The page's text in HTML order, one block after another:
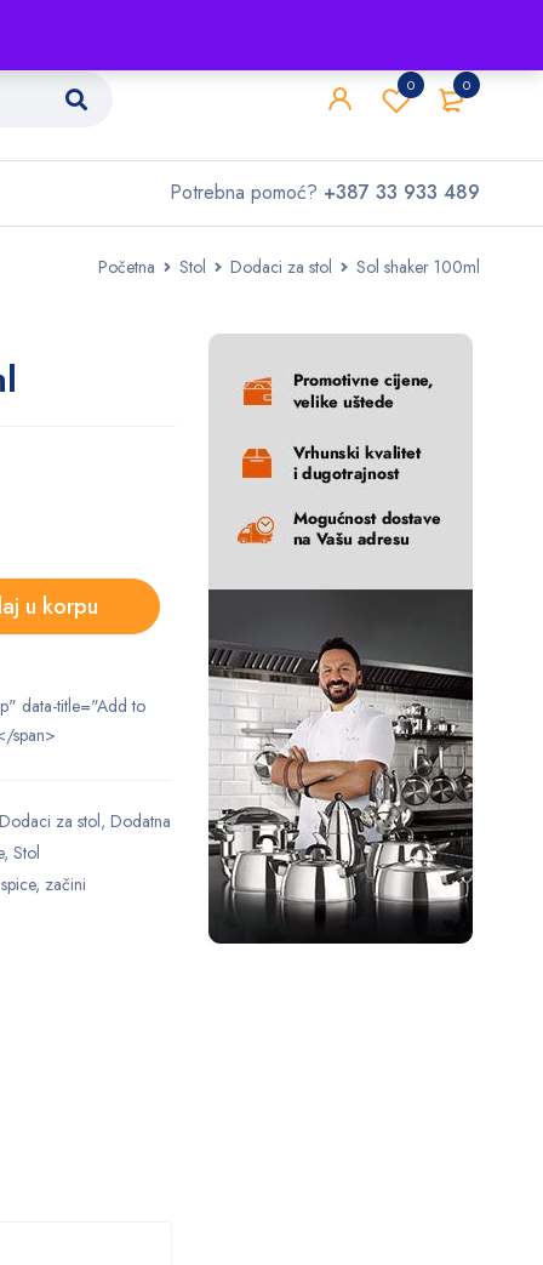
0
0
Potrebna pomoć? +387 33 933 489
Početna Stol Dodaci za stol Sol shaker 100ml
u korpu
data-title="Add to
span>
Dodaci za stol, Dodatna
, Stol
spice, začini